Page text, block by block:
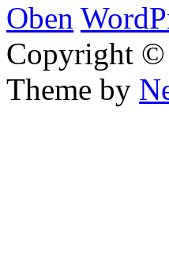
Oben
Copyright ©
Theme by